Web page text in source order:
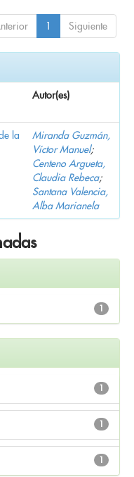
1 Siguiente
Autor(es)
la
Miranda Guzmán,
Víctor Manuel;
Centeno Argueta,
Claudia Rebeca;
Santana Valencia,
Alba Marianela
1
1
1
1